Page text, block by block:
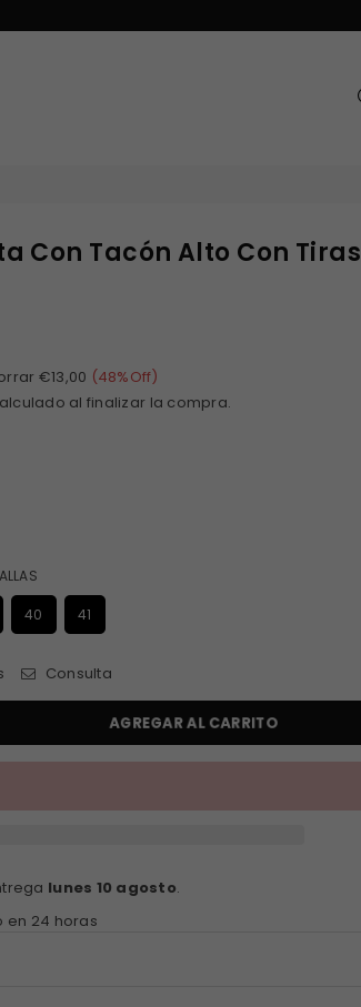
Con Tacón Alto Con Tiras
€13,00 (48%Off)
al finalizar la compra.
40 41
Consulta
AGREGAR AL CARRITO
lunes 10 agosto.
en 24 horas